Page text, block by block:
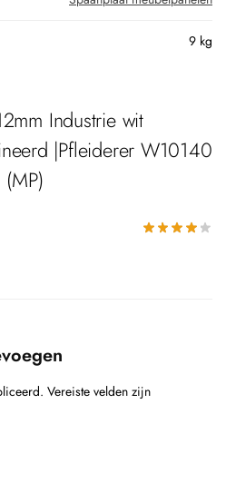
9 kg
Industrie wit
|Pfleiderer W10140
Vereiste velden zijn